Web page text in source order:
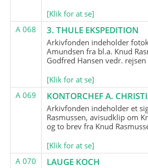
[Klik for at se]
A 068
3. THULE EKSPEDITION
Arkivfonden indeholder
Amundsen fra bl.a. Knud
Godfred Hansen vedr.
[Klik for at se]
A 069
KONTORCHEF A.
Arkivfonden indeholder et
Rasmussen, avisudklip om
og to brev fra Knud
[Klik for at se]
A 070
LAUGE KOCH